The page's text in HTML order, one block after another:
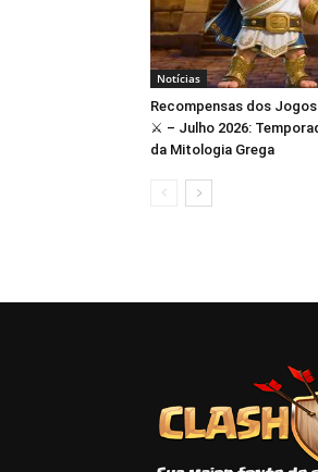
Notícias
Recompensas dos
⚔️ – Julho 2026:
da Mitologia Grega